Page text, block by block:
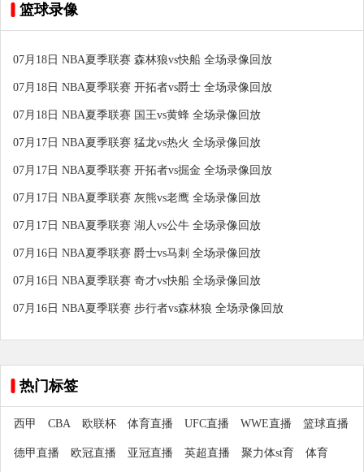
篮球录像
07月18日 NBA夏季联赛 森林狼vs快船 全场录像回放
07月18日 NBA夏季联赛 开拓者vs爵士 全场录像回放
07月18日 NBA夏季联赛 国王vs黄蜂 全场录像回放
07月17日 NBA夏季联赛 猛龙vs热火 全场录像回放
07月17日 NBA夏季联赛 开拓者vs掘金 全场录像回放
07月17日 NBA夏季联赛 灰熊vs老鹰 全场录像回放
07月17日 NBA夏季联赛 湖人vs公牛 全场录像回放
07月16日 NBA夏季联赛 爵士vs马刺 全场录像回放
07月16日 NBA夏季联赛 奇才vs快船 全场录像回放
07月16日 NBA夏季联赛 步行者vs森林狼 全场录像回放
热门标签
西甲 CBA 欧联杯 体育直播 UFC直播 WWE直播 篮球直播
德甲直播 欧冠直播 亚冠直播 英超直播 聚力体st育 体育